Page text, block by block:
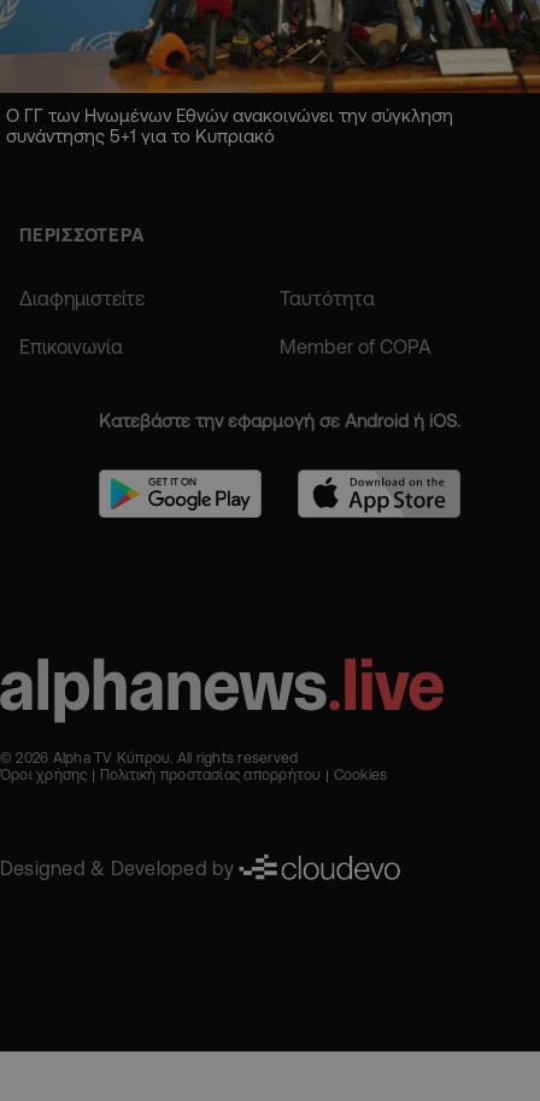
Ο ΓΓ των Ηνωμένων Εθνών ανακοινώνει την σύγκληση
συνάντησης 5+1 για το Κυπριακό
ΠΕΡΙΣΣΟΤΕΡΑ
Διαφημιστείτε Ταυτότητα
Επικοινωνία Member of COPA
Κατεβάστε την εφαρμογή σε Android ή iOS.
© 2026 Alpha TV Κύπρου. All rights reserved
Όροι χρήσης
Πολιτική προστασίας απορρήτου Cookies
Designed & Developed by